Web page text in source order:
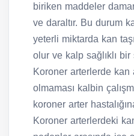
biriken maddeler damar
ve daraltır. Bu durum
yeterli miktarda kan
olur ve kalp sağlıklı
Koroner arterlerde kan
olmaması kalbin
koroner arter
Koroner arterlerdeki